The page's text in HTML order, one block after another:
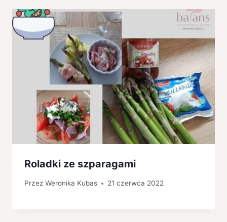
Roladki ze szparagami
Przez Weronika Kubas 21 czerwca 2022